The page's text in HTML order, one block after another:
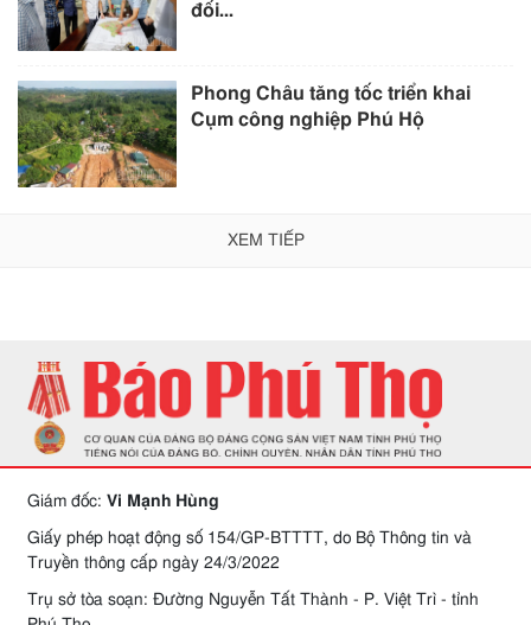
đối...
Phong Châu tăng tốc triển khai
Cụm công nghiệp Phú Hộ
XEM TIẾP
Giám đốc: Vi Mạnh Hùng
Giấy phép hoạt động số 154/GP-BTTTT, do Bộ Thông tin và
Truyền thông cấp ngày 24/3/2022
Trụ sở tòa soạn: Đường Nguyễn Tất Thành - P. Việt Trì - tỉnh